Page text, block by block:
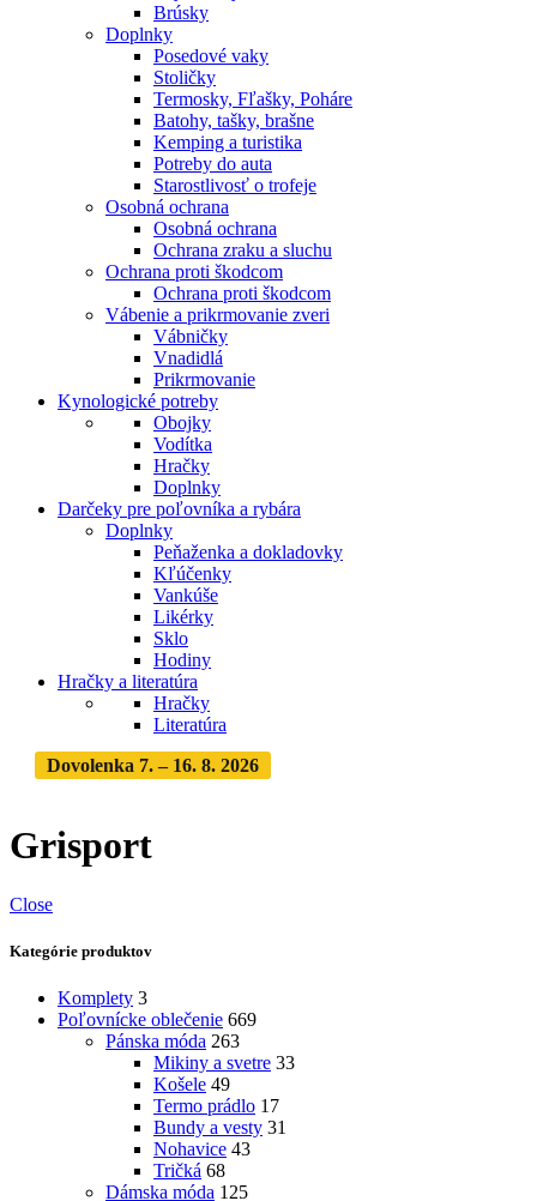
Brúsky
Doplnky
Posedové vaky
Stoličky
Termosky, Fľašky, Poháre
Batohy, tašky, brašne
Kemping a turistika
Potreby do auta
Starostlivosť o trofeje
Osobná ochrana
Osobná ochrana
Ochrana zraku a sluchu
Ochrana proti škodcom
Ochrana proti škodcom
Vábenie a prikrmovanie zveri
Vábničky
Vnadidlá
Prikrmovanie
Kynologické potreby
Obojky
Vodítka
Hračky
Doplnky
Darčeky pre poľovníka a rybára
Doplnky
Peňaženka a dokladovky
Kľúčenky
Vankúše
Likérky
Sklo
Hodiny
Hračky a literatúra
Hračky
Literatúra
Dovolenka 7. – 16. 8. 2026
Grisport
Close
Kategórie produktov
Komplety 3
Poľovnícke oblečenie 669
Pánska móda 263
Mikiny a svetre 33
Košele 49
Termo prádlo 17
Bundy a vesty 31
Nohavice 43
Tričká 68
Dámska móda 125